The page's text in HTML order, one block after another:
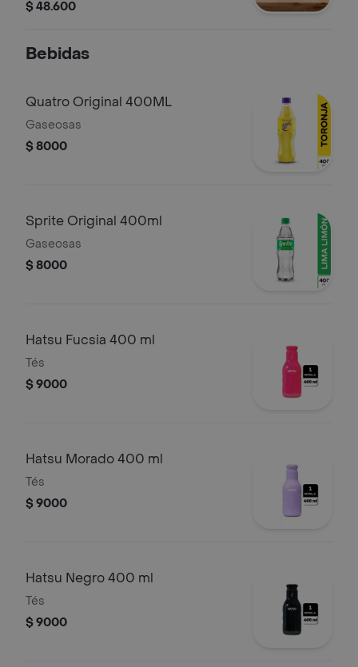
de trufa.
$ 48.600
Bebidas
Quatro Original 400ML
Gaseosas
$ 8000
Sprite Original 400ml
Gaseosas
$ 8000
Hatsu Fucsia 400 ml
Tés
$ 9000
Hatsu Morado 400 ml
Tés
$ 9000
Hatsu Negro 400 ml
Tés
$ 9000